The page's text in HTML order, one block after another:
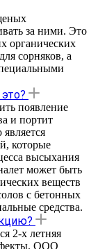
за ними. Это
органических
сорняков, а
появление
и портит
которые
высыхания
может быть
веществ
с бетонных
средства.
2-х летняя
ООО